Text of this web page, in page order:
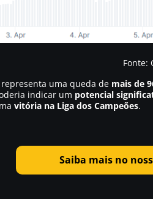
Fonte:
uma queda de mais de
indicar um potencial
vitória na Liga dos Campeões.
Saiba mais no